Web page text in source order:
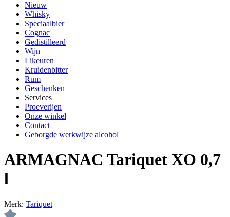
Nieuw
Whisky
Speciaalbier
Cognac
Gedistilleerd
Wijn
Likeuren
Kruidenbitter
Rum
Geschenken
Services
Proeverijen
Onze winkel
Contact
Geborgde werkwijze alcohol
ARMAGNAC Tariquet XO 0,7
l
Merk: Tariquet |